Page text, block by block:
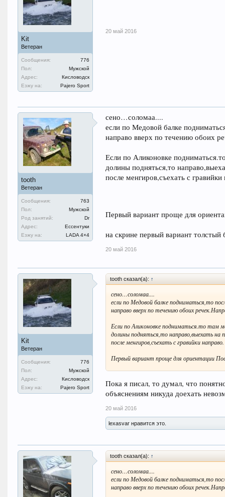
Kit
Ветеран
Сообщения:
776
Пол:
Мужской
Адрес:
Кисловодск
Езжу на:
Pajero Sport
20 май 2016
tooth
Ветеран
Сообщения:
763
Пол:
Мужской
Род занятий:
Dr
Адрес:
Ессентуки
Езжу на:
LADA 4×4
сено…соломаа....
если по Медовой балке
направо вверх по течению обоих
Если по Аликоновке
долины подняться,то
после менгиров,съехать с гравийки
Первый вариант проще для
на скрине первый вариант толстый
20 май 2016
Kit
Ветеран
Сообщения:
776
Пол:
Мужской
Адрес:
Кисловодск
Езжу на:
Pajero Sport
tooth сказал(а): ↑
сено…соломаа....
если по Медовой балке подниматься,то
направо вверх по течению обоих
Если по Аликоновке подниматься.то там
долины подняться,то направо,выехать на
после менгиров,съехать с гравийки направо.
Первый вариант проще для ориентации
Пока я писал, то думал, что
объяснениям никуда доехать
20 май 2016
lexasvar нравится это.
tooth сказал(а): ↑
сено…соломаа....
если по Медовой балке подниматься,то
направо вверх по течению обоих